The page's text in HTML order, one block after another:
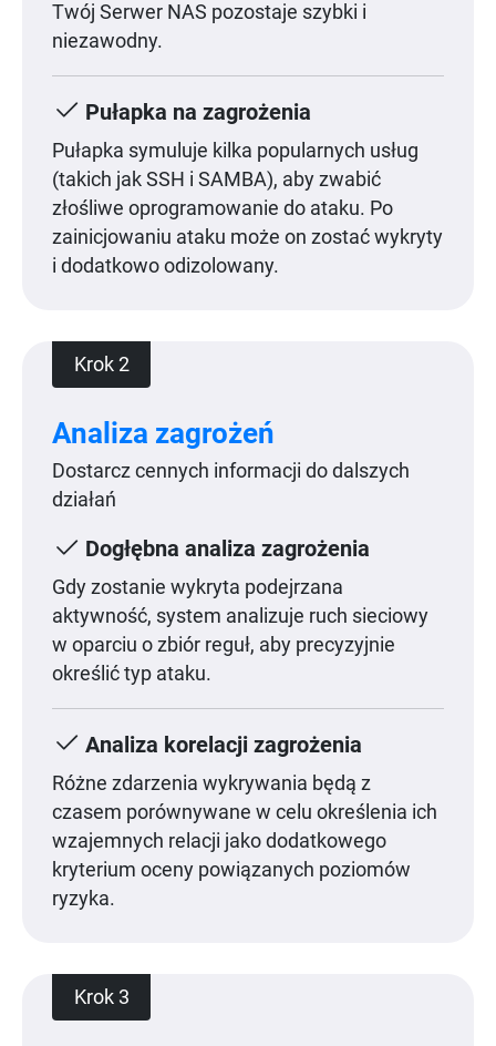
Twój Serwer NAS pozostaje szybki i
niezawodny.
Pułapka na zagrożenia
Pułapka symuluje kilka popularnych usług
(takich jak SSH i SAMBA), aby zwabić
złośliwe oprogramowanie do ataku. Po
zainicjowaniu ataku może on zostać wykryty
i dodatkowo odizolowany.
Krok 2
Analiza zagrożeń
Dostarcz cennych informacji do dalszych
działań
Dogłębna analiza zagrożenia
Gdy zostanie wykryta podejrzana
aktywność, system analizuje ruch sieciowy
w oparciu o zbiór reguł, aby precyzyjnie
określić typ ataku.
Analiza korelacji zagrożenia
Różne zdarzenia wykrywania będą z
czasem porównywane w celu określenia ich
wzajemnych relacji jako dodatkowego
kryterium oceny powiązanych poziomów
ryzyka.
Krok 3